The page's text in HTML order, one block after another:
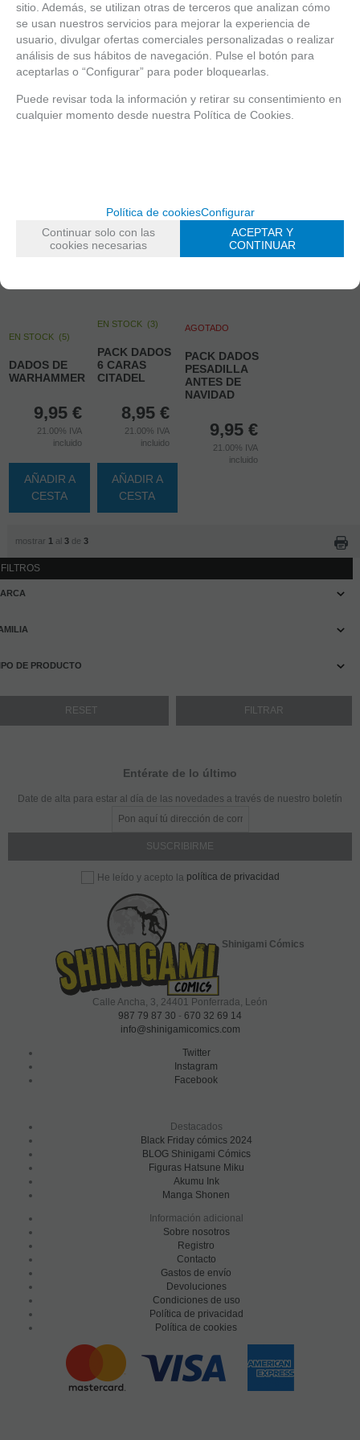
3
EN STOCK (5)
DADOS DE
WARHAMMER
9,95 €
21.00% IVA
incluido
AÑADIR A
CESTA
EN STOCK (3)
PACK DADOS
6 CARAS
CITADEL
8,95 €
21.00% IVA
incluido
AÑADIR A
CESTA
AGOTADO
PACK DADOS
PESADILLA
ANTES DE
NAVIDAD
9,95 €
21.00% IVA
incluido
mostrar 1 al 3de 3
FILTROS
DE PRODUCTO
Entérate de lo último
Date de alta para estar al día de las novedades a través de nuestro boletín
He leído y acepto la política de privacidad
Shinigami Cómics
Calle Ancha, 3, 24401 Ponferrada, León
987 79 87 30 - 670 32 69 14
info@shinigamicomics.com
Twitter
Instagram
Facebook
Destacados
Black Friday cómics 2024
BLOG Shinigami Cómics
Figuras Hatsune Miku
Akumu Ink
Manga Shonen
Información adicional
Sobre nosotros
Registro
Contacto
Gastos de envío
Devoluciones
Condiciones de uso
Política de privacidad
Política de cookies
sitio. Además, se utilizan otras de terceros que analizan cómo
se usan nuestros servicios para mejorar la experiencia de
usuario, divulgar ofertas comerciales personalizadas o realizar
análisis de sus hábitos de navegación. Pulse el botón para
aceptarlas o “Configurar” para poder bloquearlas.
Puede revisar toda la información y retirar su consentimiento en
cualquier momento desde nuestra Política de Cookies.
Política de cookiesConfigurar
Continuar solo con las
cookies necesarias
ACEPTAR Y
CONTINUAR